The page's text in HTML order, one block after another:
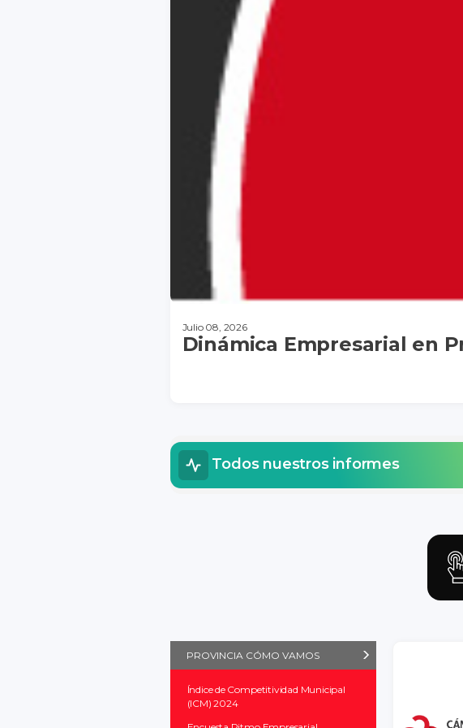
Julio 08, 2026
Dinámica Empresarial en
Todos nuestros informes
PROVINCIA CÓMO VAMOS
Índice de Competitividad Municipal
(ICM) 2024